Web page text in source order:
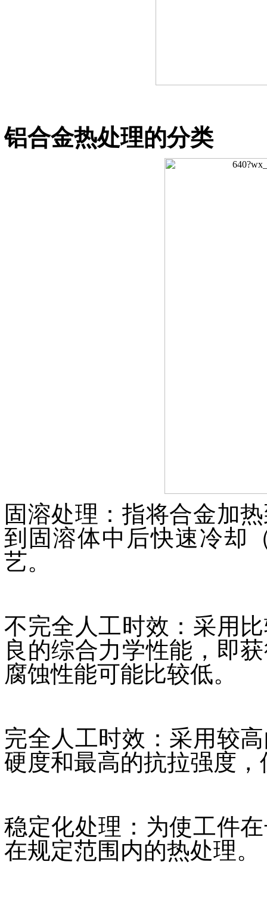
铝合金热处理的分类
固溶处理：指将合金加
到固溶体中后快速冷却
艺。
不完全人工时效：采用
良的综合力学性能，即
腐蚀性能可能比较低。
完全人工时效：采用较
硬度和最高的抗拉强度
稳定化处理：为使工件
在规定范围内的热处理。